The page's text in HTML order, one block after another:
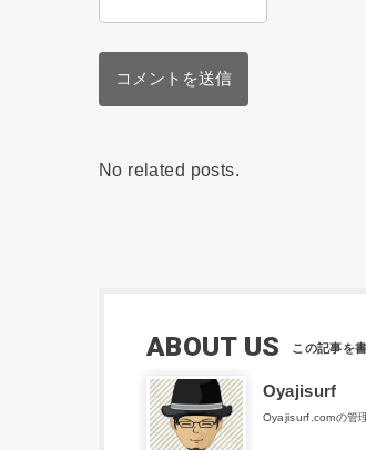
No related posts.
ABOUT US
Oyajisurf
Oyajisurf.comの管